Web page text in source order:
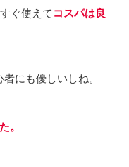
ぐ使えて コスパは良
にも優しいしね。
。